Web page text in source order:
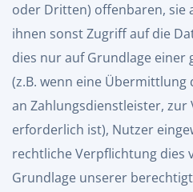
oder Dritten) offenbaren, sie
ihnen sonst Zugriff auf die
dies nur auf Grundlage einer
(z.B. wenn eine
an Zahlungsdienstleister,
erforderlich ist), Nutzer
rechtliche Verpflichtung dies
Grundlage unserer